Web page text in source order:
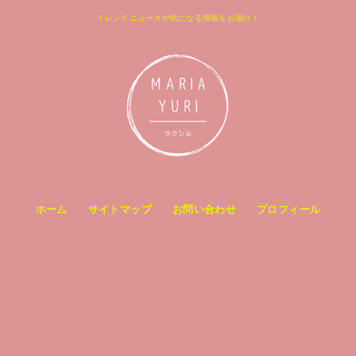
トレンドニュースや気になる情報をお届け！
ホーム サイトマップ お問い合わせ プロフィール